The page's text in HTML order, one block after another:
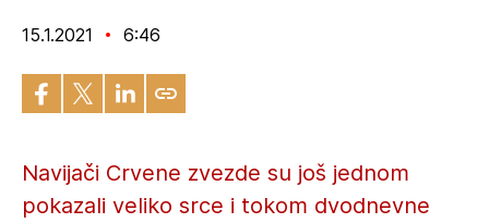
15.1.2021 6:46
Navijači Crvene zvezde su još jednom
pokazali veliko srce i tokom dvodnevne